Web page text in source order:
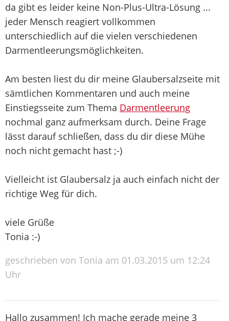
da gibt es leider keine Non-Plus-Ultra-Lösung ...
jeder Mensch reagiert vollkommen
unterschiedlich auf die vielen verschiedenen
Darmentleerungsmöglichkeiten.
Am besten liest du dir meine Glaubersalzseite mit
sämtlichen Kommentaren und auch meine
Einstiegsseite zum Thema Darmentleerung
nochmal ganz aufmerksam durch. Deine Frage
lässt darauf schließen, dass du dir diese Mühe
noch nicht gemacht hast ;-)
Vielleicht ist Glaubersalz ja auch einfach nicht der
richtige Weg für dich.
viele Grüße
Tonia :-)
geschrieben von Tonia am 01.03.2015 um 12:24
Uhr
Hallo zusammen! Ich mache gerade meine 3